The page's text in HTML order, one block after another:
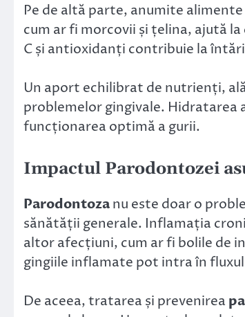
Pe de altă parte, anumite
cum ar fi morcovii și țelina, ajută
C și antioxidanți contribuie la
Un aport echilibrat de nutrienți,
problemelor gingivale. Hidratarea
funcționarea optimă a gurii.
Impactul Parodontozei
Parodontozanu este doar o
sănătății generale. Inflamația
altor afecțiuni, cum ar fi bolile de
gingiile inflamate pot intra în
De aceea, tratarea și prevenirea